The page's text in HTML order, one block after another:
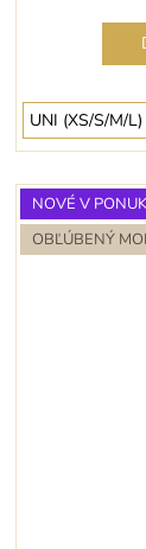
UNI (XS/S/M/L)
NOVÉ V
OBĽÚBENÝ